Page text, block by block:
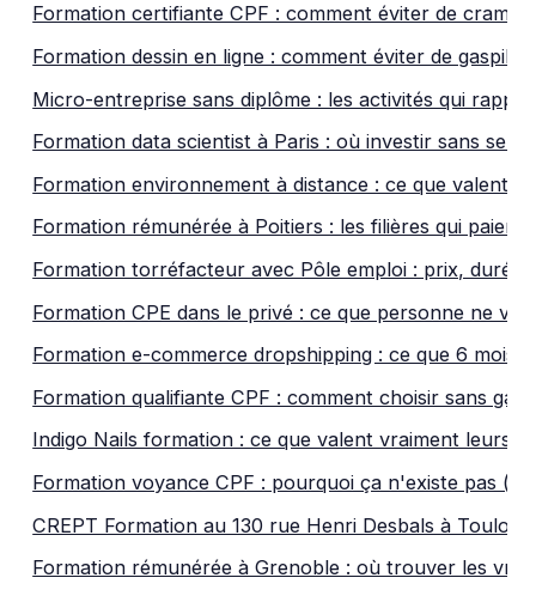
Formation certifiante CPF : comment éviter de
Formation dessin en ligne : comment éviter de
Micro-entreprise sans diplôme : les activités qui
Formation data scientist à Paris : où investir sans se
Formation environnement à distance : ce que valent
Formation rémunérée à Poitiers : les filières qui
Formation torréfacteur avec Pôle emploi : prix, durée
Formation CPE dans le privé : ce que personne ne
Formation e-commerce dropshipping : ce que 6 mois
Formation qualifiante CPF : comment choisir sans
Indigo Nails formation : ce que valent vraiment leurs
Formation voyance CPF : pourquoi ça n'existe pas (et
CREPT Formation au 130 rue Henri Desbals à
Formation rémunérée à Grenoble : où trouver les